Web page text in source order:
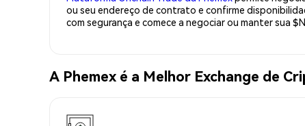
ou seu endereço de contrato e confirme
com segurança e comece a negociar ou manter sua
A Phemex é a Melhor Exchange de